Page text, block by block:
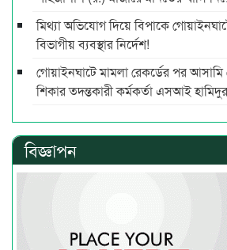
মিথ্যা অভিযোগ দিয়ে বিপাকে
বিভাগীয় ব্যবস্থার নির্দেশ!
গোয়াইনঘাটে মামলা রেকর্ডের পর আসামি
শিকার তদন্তকারী কর্মকর্তা এসআই
বিজ্ঞাপন